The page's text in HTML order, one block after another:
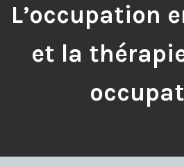
L’occupation
et la